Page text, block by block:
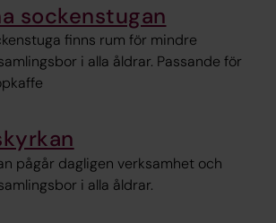
sockenstugan
finns rum för mindre
i alla åldrar. Passande för
pågår dagligen verksamhet och
i alla åldrar.